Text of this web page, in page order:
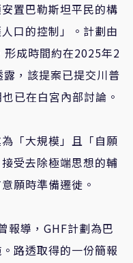
置巴勒斯坦平民的構
口的控制」。計劃由
形成時間約在2025年2
，該提案已提交川普
已在白宮內部討論。
「大規模」且「自願
受去除極端思想的輔
願時準備遷徙。
報導， GHF計劃為巴
路透取得的一份簡報